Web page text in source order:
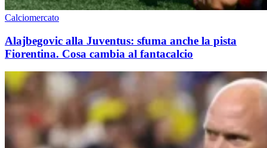
Calciomercato
Alajbegovic alla Juventus: sfuma anche la pista
Fiorentina. Cosa cambia al fantacalcio